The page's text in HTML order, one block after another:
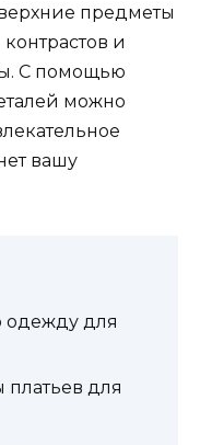
предметы
и
С помощью
можно
вашу
одежду для
для